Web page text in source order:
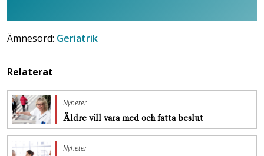
Ämnesord: Geriatrik
Relaterat
Nyheter
Äldre vill vara med och fatta beslut
Nyheter